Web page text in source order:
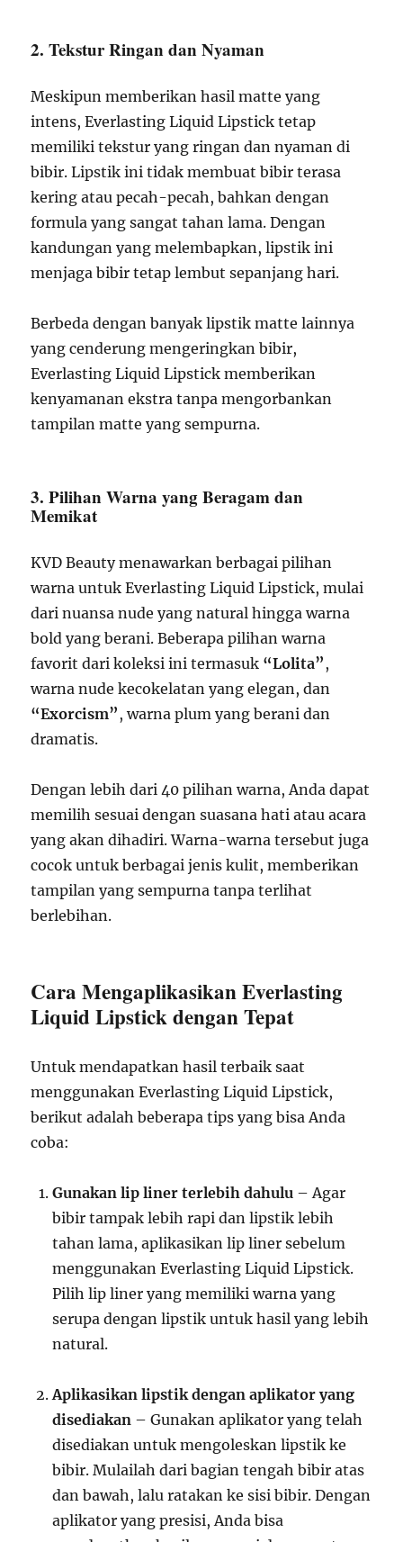
2. Tekstur Ringan dan Nyaman
Meskipun memberikan hasil matte yang
intens, Everlasting Liquid Lipstick tetap
memiliki tekstur yang ringan dan nyaman di
bibir. Lipstik ini tidak membuat bibir terasa
kering atau pecah-pecah, bahkan dengan
formula yang sangat tahan lama. Dengan
kandungan yang melembapkan, lipstik ini
menjaga bibir tetap lembut sepanjang hari.
Berbeda dengan banyak lipstik matte lainnya
yang cenderung mengeringkan bibir,
Everlasting Liquid Lipstick memberikan
kenyamanan ekstra tanpa mengorbankan
tampilan matte yang sempurna.
3. Pilihan Warna yang Beragam dan
Memikat
KVD Beauty menawarkan berbagai pilihan
warna untuk Everlasting Liquid Lipstick, mulai
dari nuansa nude yang natural hingga warna
bold yang berani. Beberapa pilihan warna
favorit dari koleksi ini termasuk “Lolita”,
warna nude kecokelatan yang elegan, dan
“Exorcism”, warna plum yang berani dan
dramatis.
Dengan lebih dari 40 pilihan warna, Anda dapat
memilih sesuai dengan suasana hati atau acara
yang akan dihadiri. Warna-warna tersebut juga
cocok untuk berbagai jenis kulit, memberikan
tampilan yang sempurna tanpa terlihat
berlebihan.
Cara Mengaplikasikan Everlasting
Liquid Lipstick dengan Tepat
Untuk mendapatkan hasil terbaik saat
menggunakan Everlasting Liquid Lipstick,
berikut adalah beberapa tips yang bisa Anda
coba:
Gunakan lip liner terlebih dahulu – Agar
bibir tampak lebih rapi dan lipstik lebih
tahan lama, aplikasikan lip liner sebelum
menggunakan Everlasting Liquid Lipstick.
Pilih lip liner yang memiliki warna yang
serupa dengan lipstik untuk hasil yang lebih
natural.
Aplikasikan lipstik dengan aplikator yang
disediakan – Gunakan aplikator yang telah
disediakan untuk mengoleskan lipstik ke
bibir. Mulailah dari bagian tengah bibir atas
dan bawah, lalu ratakan ke sisi bibir. Dengan
aplikator yang presisi, Anda bisa